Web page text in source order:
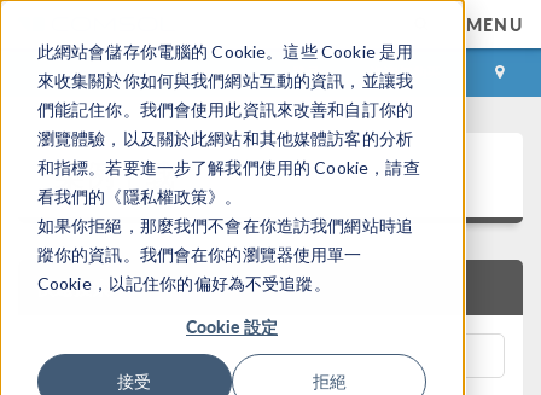
此網站會儲存你電腦的 Cookie。這些 Cookie 是用
來收集關於你如何與我們網站互動的資訊，並讓我
們能記住你。我們會使用此資訊來改善和自訂你的
瀏覽體驗，以及關於此網站和其他媒體訪客的分析
和指標。若要進一步了解我們使用的 Cookie，請查
看我們的《隱私權政策》。
如果你拒絕，那麼我們不會在你造訪我們網站時追
蹤你的資訊。我們會在你的瀏覽器使用單一
Cookie，以記住你的偏好為不受追蹤。
Cookie 設定
接受 拒絕
MENU
登录 咨询与购买
案例下载
快速搜索